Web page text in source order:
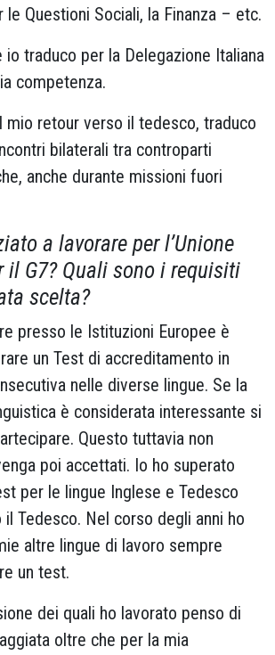
le Questioni Sociali, la Finanza – etc.
io traduco per la Delegazione Italiana
competenza.
mio retour verso il tedesco, traduco
bilaterali tra controparti
anche durante missioni fuori
a lavorare per l’Unione
il G7? Quali sono i requisiti
scelta?
presso le Istituzioni Europee è
un Test di accreditamento in
nelle diverse lingue. Se la
è considerata interessante si
Questo tuttavia non
poi accettati. Io ho superato
per le lingue Inglese e Tedesco
Tedesco. Nel corso degli anni ho
altre lingue di lavoro sempre
un test.
dei quali ho lavorato penso di
oltre che per la mia